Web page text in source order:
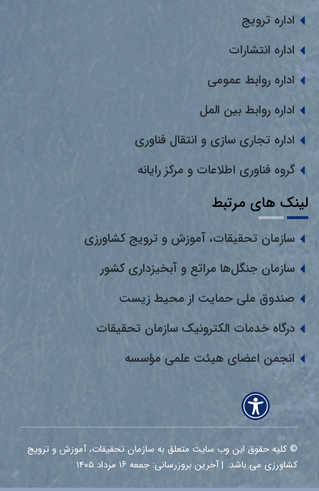
اداره ترویج
اداره انتشارات
اداره روابط عمومی
اداره روابط بین المل
اداره تجاری سازی و انتقال فناوری
گروه فناوری اطلاعات و مرکز رایانه
لینک های مرتبط
سازمان تحقیقات، آموزش و ترویج کشاورزی
سازمان جنگل‌ها مراتع و آبخیزداری کشور
صندوق ملی حمایت از محیط زیست
درگاه خدمات الکترونیک سازمان تحقیقات
انجمن اعضای هیئت علمی مؤسسه
© کلیه حقوق این وب سایت متعلق به سازمان تحقیقات، آموزش و ترویج
کشاورزی می باشد. | آخرین بروزرسانی: جمعه ۱۶ مرداد ۱۴۰۵